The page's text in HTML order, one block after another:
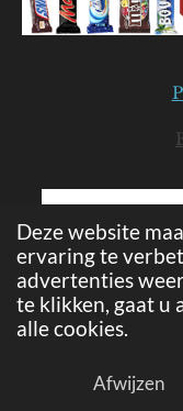
Deze website
ervaring te
advertenties weer
te klikken, gaat u
alle cookies.
Afwijzen
© 2019-2026 Mars